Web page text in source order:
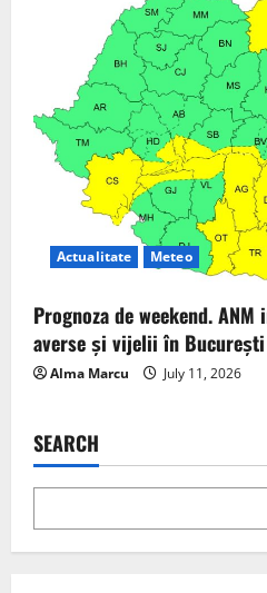
Actualitate Meteo
Prognoza de weekend.
averse și vijelii în
Alma Marcu July 11, 2026
SEARCH